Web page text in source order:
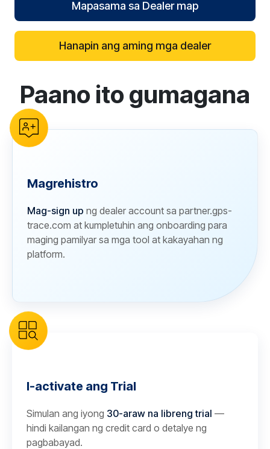
Mapasama sa Dealer map
Hanapin ang aming mga dealer
reCAPTCHA verification
Paano ito gumagana
Magrehistro
Mag-sign up ng dealer account sa partner.gps-
trace.com at kumpletuhin ang onboarding para
maging pamilyar sa mga tool at kakayahan ng
platform.
I-activate ang Trial
Simulan ang iyong 30-araw na libreng trial —
hindi kailangan ng credit card o detalye ng
pagbabayad.